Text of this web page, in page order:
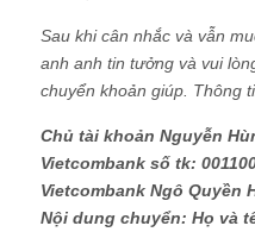
Sau khi cân nhắc và vẫn
anh anh tin tưởng và vui
chuyển khoản giúp. Thông
Chủ tài khoản Nguyễn
Vietcombank số tk:
Vietcombank Ngô Quyền
Nội dung chuyển: Họ và